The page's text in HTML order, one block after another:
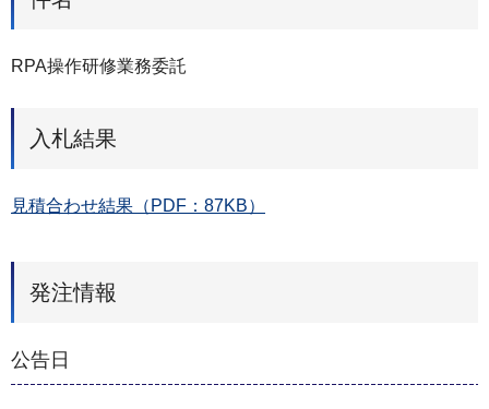
RPA操作研修業務委託
入札結果
見積合わせ結果（PDF：87KB）
発注情報
公告日